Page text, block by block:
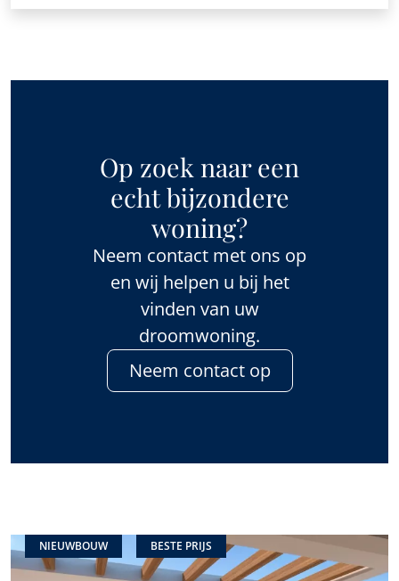
Op zoek naar een
echt bijzondere
woning?
Neem contact met ons op
en wij helpen u bij het
vinden van uw
droomwoning.
Neem contact op
NIEUWBOUW BESTE PRIJS